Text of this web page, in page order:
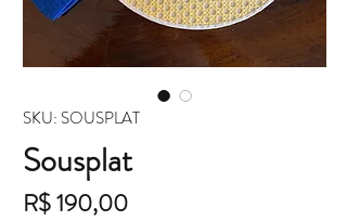
SKU: SOUSPLAT
Sousplat
R$ 190,00Preço